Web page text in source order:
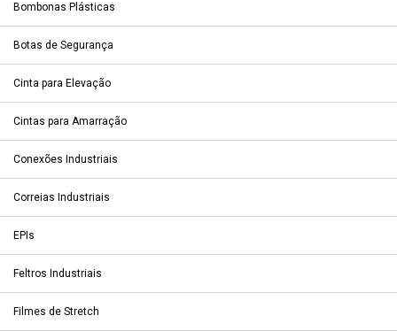
Bombonas Plásticas
Botas de Segurança
Cinta para Elevação
Cintas para Amarração
Conexões Industriais
Correias Industriais
EPIs
Feltros Industriais
Filmes de Stretch